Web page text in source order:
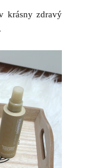
krásny zdravý